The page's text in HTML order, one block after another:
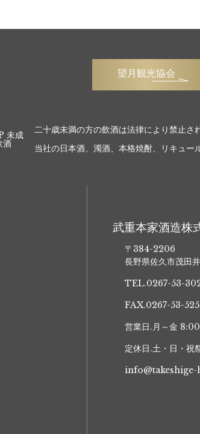
望月観光協会
二十歳未満の方の飲酒は法律により禁止
当社の日本酒、濁酒、本格焼酎、リキュ
武重本家酒造株
〒384-2206
長野県佐久市茂田
TEL.0267-53-
FAX.0267-53-
営業日.月～金
定休日.土・日・祝